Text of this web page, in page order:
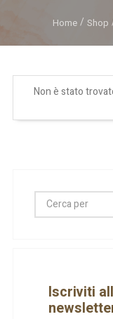
Home Shop
Non è stato
Iscriviti